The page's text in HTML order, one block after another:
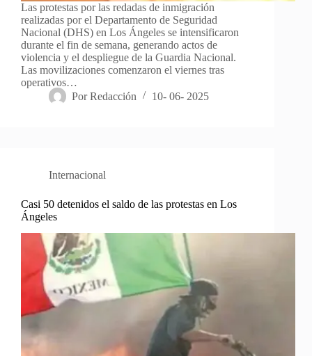
Las protestas por las redadas de inmigración
realizadas por el Departamento de Seguridad
Nacional (DHS) en Los Ángeles se intensificaron
durante el fin de semana, generando actos de
violencia y el despliegue de la Guardia Nacional.
Las movilizaciones comenzaron el viernes tras
operativos…
Por Redacción 10- 06- 2025
Internacional
Casi 50 detenidos el saldo de las protestas en Los
Ángeles